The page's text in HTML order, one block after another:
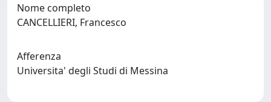
Nome completo
CANCELLIERI, Francesco
Afferenza
Universita' degli Studi di Messina